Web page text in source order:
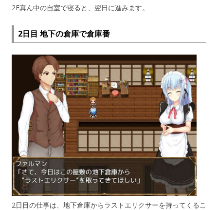
2F真ん中の自室で寝ると、翌日に進みます。
2日目 地下の倉庫で倉庫番
2日目の仕事は、地下倉庫からラストエリクサーを持ってくるこ